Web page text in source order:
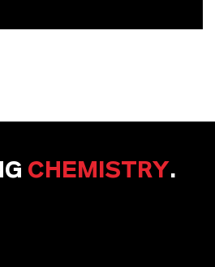
CHEMISTRY.